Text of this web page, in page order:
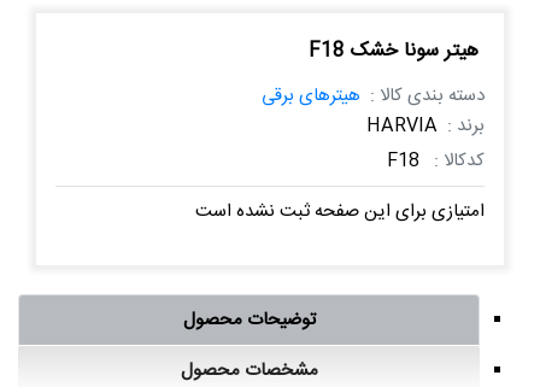
هیتر سونا خشک F18
دسته بندی کالا : هیترهای برقی
برند : HARVIA
کدکالا : F18
امتیازی برای این صفحه ثبت نشده است
توضیحات محصول
مشخصات محصول